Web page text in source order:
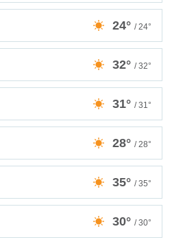
24° / 24°
32° / 32°
31° / 31°
28° / 28°
35° / 35°
30° / 30°